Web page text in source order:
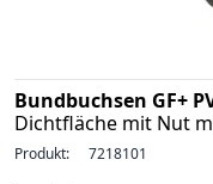
Bundbuchsen GF+
Dichtfläche mit Nut
Produkt: 7218101